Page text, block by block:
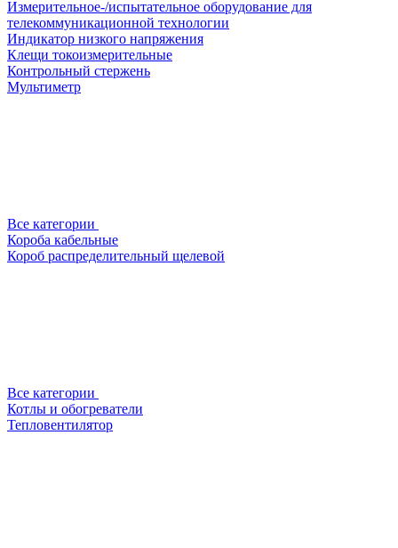
Измерительное-/испытательное оборудование для
телекоммуникационной технологии
Индикатор низкого напряжения
Клещи токоизмерительные
Контрольный стержень
Мультиметр
Все категории
Короба кабельные
Короб распределительный щелевой
Все категории
Котлы и обогреватели
Тепловентилятор